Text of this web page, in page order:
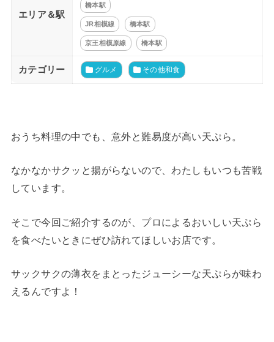
エリア＆駅
橋本駅
JR相模線 橋本駅
京王相模原線 橋本駅
カテゴリー グルメ その他和食
おうち料理の中でも、意外と難易度が高い天ぷら。
なかなかサクッと揚がらないので、わたしもいつも苦戦
しています。
そこで今回ご紹介するのが、プロによるおいしい天ぷら
を食べたいときにぜひ訪れてほしいお店です。
サックサクの薄衣をまとったジューシーな天ぷらが味わ
えるんですよ！